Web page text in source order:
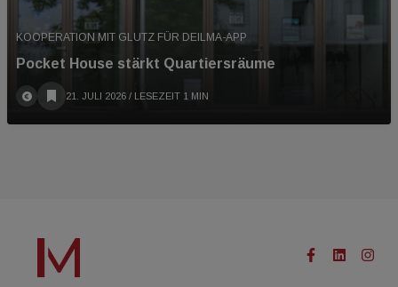
KOOPERATION MIT GLUTZ FÜR DEILMA-APP
Pocket House stärkt Quartiersräume
21. JULI 2026 / LESEZEIT 1 MIN